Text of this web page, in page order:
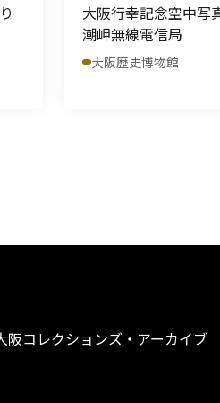
大阪行幸記念空中写
潮岬無線電信局
大阪歴史博物館
阪コレクションズ・アーカイブ